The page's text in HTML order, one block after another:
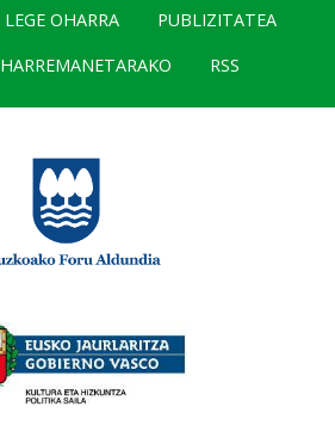
LEGE OHARRA
PUBLIZITATEA
HARREMANETARAKO RSS